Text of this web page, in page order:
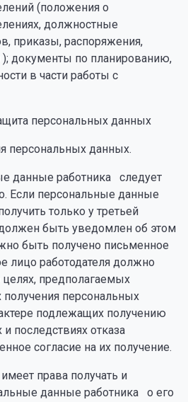
(положения о
должностные
приказы, распоряжения,
); документы по планированию,
в части работы с
персональных данных
персональных данных.
данные работника следует
Если персональные данные
только у третьей
быть уведомлен об этом
быть получено письменное
лицо работодателя должно
предполагаемых
получения персональных
подлежащих получению
последствиях отказа
согласие на их получение.
права получать и
данные работника о его